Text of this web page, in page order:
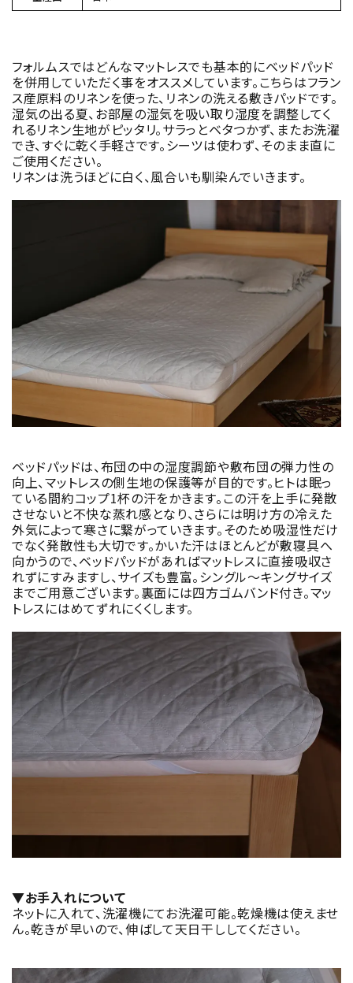
フォルムスではどんなマットレスでも基本的にベッドパッド
を併用していただく事をオススメしています。こちらはフラン
ス産原料のリネンを使った、リネンの洗える敷きパッドです。
湿気の出る夏、お部屋の湿気を吸い取り湿度を調整してく
れるリネン生地がピッタリ。サラっとベタつかず、またお洗濯
でき、すぐに乾く手軽さです。シーツは使わず、そのまま直に
ご使用ください。
リネンは洗うほどに白く、風合いも馴染んでいきます。
ベッドパッドは、布団の中の湿度調節や敷布団の弾力性の
向上、マットレスの側生地の保護等が目的です。ヒトは眠っ
ている間約コップ1杯の汗をかきます。この汗を上手に発散
させないと不快な蒸れ感となり、さらには明け方の冷えた
外気によって寒さに繋がっていきます。そのため吸湿性だけ
でなく発散性も大切です。かいた汗はほとんどが敷寝具へ
向かうので、ベッドパッドがあればマットレスに直接吸収さ
れずにすみますし、サイズも豊富。シングル～キングサイズ
までご用意ございます。裏面には四方ゴムバンド付き。マッ
トレスにはめてずれにくくします。
▼お手入れについて
ネットに入れて、洗濯機にてお洗濯可能。乾燥機は使えませ
ん。乾きが早いので、伸ばして天日干ししてください。